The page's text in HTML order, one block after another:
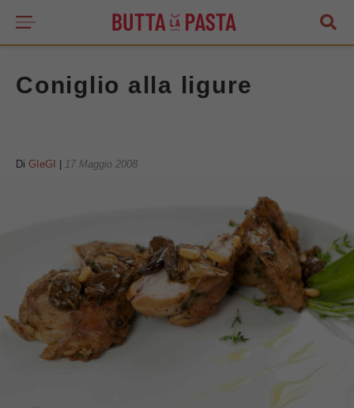
Coniglio alla ligure
Di GIeGI 17 Maggio 2008